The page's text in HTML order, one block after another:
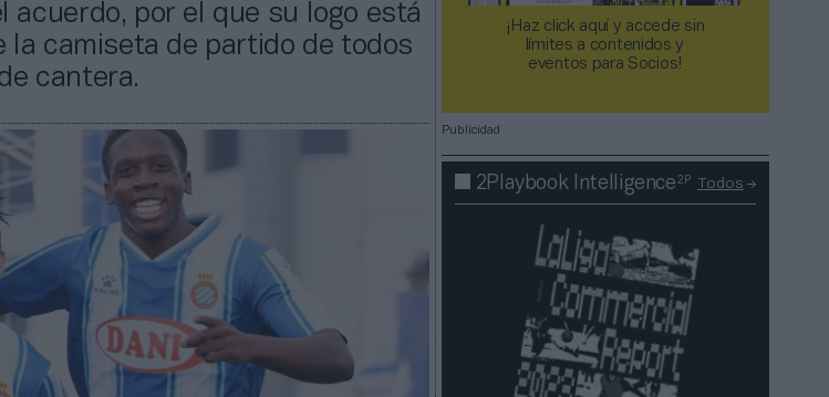
acuerdo, por el que su logo está
la camiseta de partido de todos
cantera.
¡Haz click aquí y accede sin
límites a contenidos y
eventos para Socios!​​​​​​​
Publicidad
2Playbook Intelligence2P Todos